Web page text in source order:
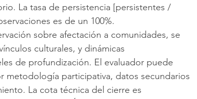
La tasa de persistencia [persistentes /
es de un 100%.
sobre afectación a comunidades, se
culturales, y dinámicas
de profundización. El evaluador puede
metodología participativa, datos secundarios
La cota técnica del cierre es